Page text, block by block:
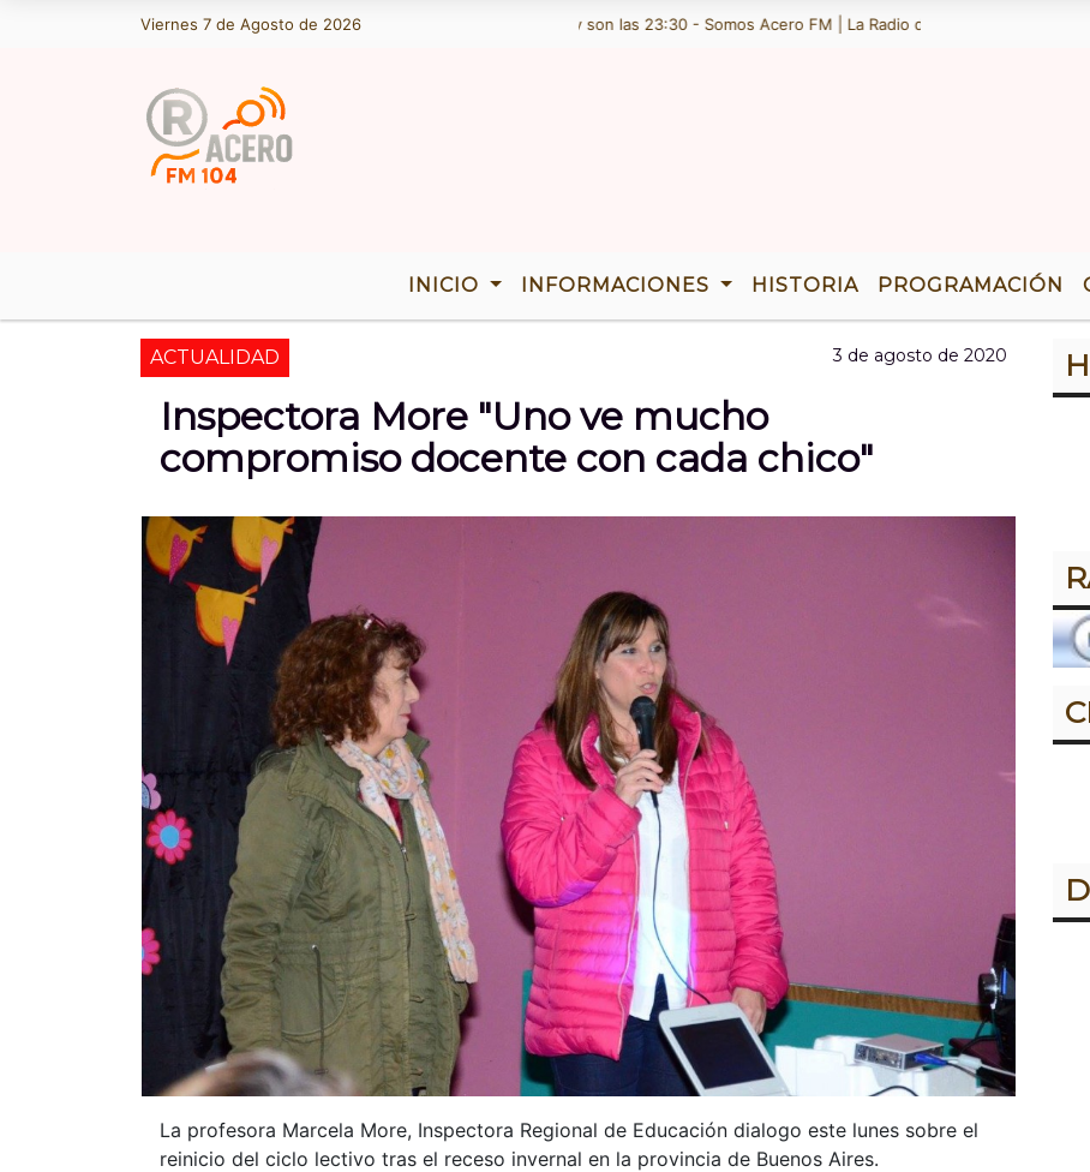
Viernes 7 de Agosto de 2026
Hoy es Viernes 7 de Agosto de 2026 y son las 23:30 - Somos Acero FM | La Radio de Ramallo | TENEMOS 36
INICIO INFORMACIONES HISTORIA PROGRAMACIÓN
ACTUALIDAD 3 de agosto de 2020
Inspectora More "Uno ve mucho
compromiso docente con cada chico"
La profesora Marcela More, Inspectora Regional de Educación dialogo este lunes sobre el
reinicio del ciclo lectivo tras el receso invernal en la provincia de Buenos Aires.